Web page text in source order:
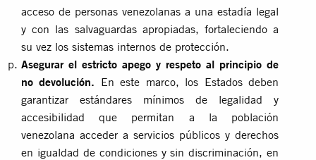
acceso de personas venezolanas a una estadía legal
y con las salvaguardas apropiadas, fortaleciendo a
su vez los sistemas internos de protección.
Asegurar el estricto apego y respeto al principio de
no devolución. En este marco, los Estados deben
garantizar estándares mínimos de legalidad y
accesibilidad que permitan a la población
venezolana acceder a servicios públicos y derechos
en igualdad de condiciones y sin discriminación, en